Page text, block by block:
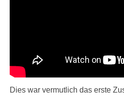
Dies war vermutlich das erste